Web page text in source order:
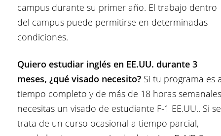
campus durante su primer año. El trabajo dentro
del campus puede permitirse en determinadas
condiciones.
Quiero estudiar inglés en EE.UU. durante 3
meses, ¿qué visado necesito? Si tu programa es
tiempo completo y de más de 18 horas
necesitas un visado de estudiante F-1 EE.UU.. Si se
trata de un curso ocasional a tiempo parcial,